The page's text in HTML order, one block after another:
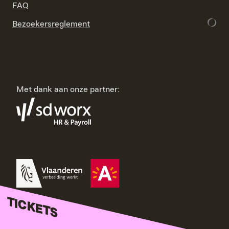
FAQ
Bezoekersreglement
Met dank aan onze partner:
TICKETS